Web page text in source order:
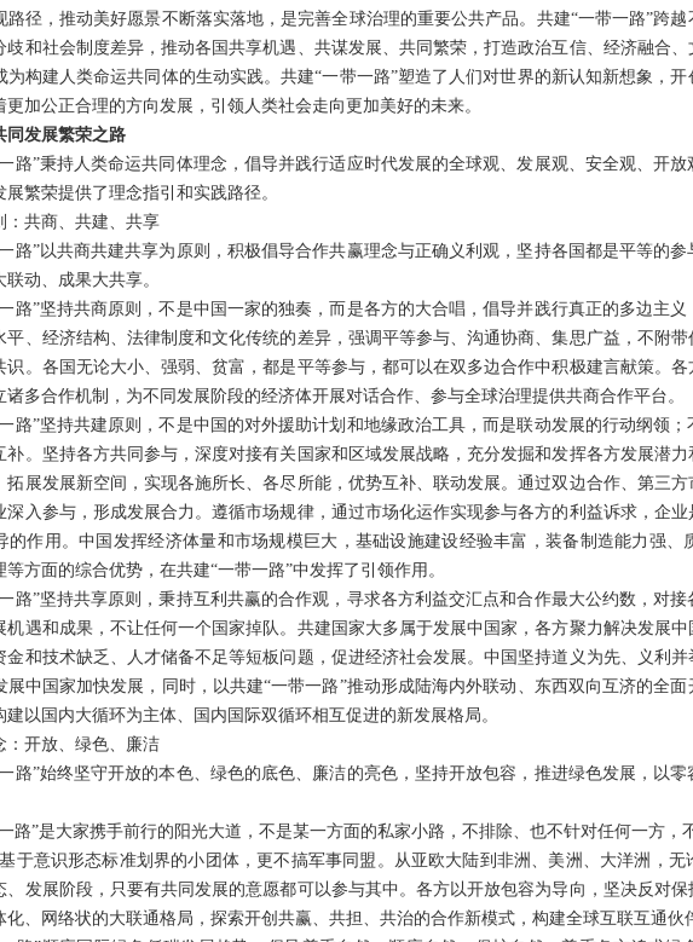
路径，推动美好愿景不断落实落地，是完善全球治理的重要公共产品。共建“一带一路”跨
歧和社会制度差异，推动各国共享机遇、共谋发展、共同繁荣，打造政治互信、经济融合
为构建人类命运共同体的生动实践。共建“一带一路”塑造了人们对世界的新认知新想象，
更加公正合理的方向发展，引领人类社会走向更加美好的未来。
同发展繁荣之路
路”秉持人类命运共同体理念，倡导并践行适应时代发展的全球观、发展观、安全观、开
繁荣提供了理念指引和实践路径。
：共商、共建、共享
路”以共商共建共享为原则，积极倡导合作共赢理念与正确义利观，坚持各国都是平等的
动、成果大共享。
路”坚持共商原则，不是中国一家的独奏，而是各方的大合唱，倡导并践行真正的多边主
平、经济结构、法律制度和文化传统的差异，强调平等参与、沟通协商、集思广益，不附带
识。各国无论大小、强弱、贫富，都是平等参与，都可以在双多边合作中积极建言献策。
诸多合作机制，为不同发展阶段的经济体开展对话合作、参与全球治理提供共商合作平台。
路”坚持共建原则，不是中国的对外援助计划和地缘政治工具，而是联动发展的行动纲领
补。坚持各方共同参与，深度对接有关国家和区域发展战略，充分发掘和发挥各方发展潜
拓展发展新空间，实现各施所长、各尽所能，优势互补、联动发展。通过双边合作、第三
深入参与，形成发展合力。遵循市场规律，通过市场化运作实现参与各方的利益诉求，企
的作用。中国发挥经济体量和市场规模巨大，基础设施建设经验丰富，装备制造能力强
方面的综合优势，在共建“一带一路”中发挥了引领作用。
路”坚持共享原则，秉持互利共赢的合作观，寻求各方利益交汇点和合作最大公约数，对
机遇和成果，不让任何一个国家掉队。共建国家大多属于发展中国家，各方聚力解决发展
金和技术缺乏、人才储备不足等短板问题，促进经济社会发展。中国坚持道义为先、义利并
展中国家加快发展，同时，以共建“一带一路”推动形成陆海内外联动、东西双向互济的全
建以国内大循环为主体、国内国际双循环相互促进的新发展格局。
：开放、绿色、廉洁
路”始终坚守开放的本色、绿色的底色、廉洁的亮色，坚持开放包容，推进绿色发展，以
路”是大家携手前行的阳光大道，不是某一方面的私家小路，不排除、也不针对任何一方，
于意识形态标准划界的小团体，更不搞军事同盟。从亚欧大陆到非洲、美洲、大洋洲，
、发展阶段，只要有共同发展的意愿都可以参与其中。各方以开放包容为导向，坚决反对
化、网络状的大联通格局，探索开创共赢、共担、共治的合作新模式，构建全球互联互通伙